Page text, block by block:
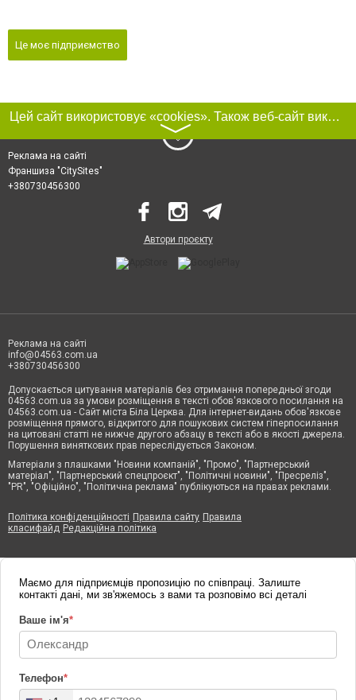
Це моє підприємство
Цей сайт використовує «cookies». Також веб-сайт використовує інтернет-сервіс для збору технічних даних стосовно відвідувачів з метою отримання маркетингової та статистичної інформації. Умови обробки даних відвідувачів сайту див.
〉
Реклама на сайті
Франшиза "CitySites"
+380730456300
Автори проєкту
Реклама на сайті
info@04563.com.ua
+380730456300
Допускається цитування матеріалів без отримання попередньої згоди
04563.com.ua за умови розміщення в тексті обов'язкового посилання на
04563.com.ua - Сайт міста Біла Церква. Для інтернет-видань обов'язкове
розміщення прямого, відкритого для пошукових систем гіперпосилання
на цитовані статті не нижче другого абзацу в тексті або в якості джерела.
Порушення виняткових прав переслідується Законом.
Матеріали з плашками "Новини компаній", "Промо", "Партнерський
матеріал", "Партнерський спецпроєкт", "Політичні новини", "Пресреліз",
"PR", "Офіційно", "Політична реклама" публікуються на правах реклами.
Політика конфіденційності Правила сайту Правила
класифайд Редакційна політика
Маємо для підприємців пропозицію по співпраці. Залиште
контакті дані, ми зв'яжемось з вами та розповімо всі деталі
Ваше ім'я*
Телефон*